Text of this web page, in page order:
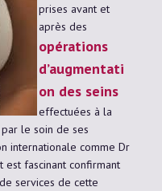
prises avant et
après des
opérations
d’augmentati
on des seins
effectuées à la
le soin de ses
internationale comme Dr
fascinant confirmant
services de cette